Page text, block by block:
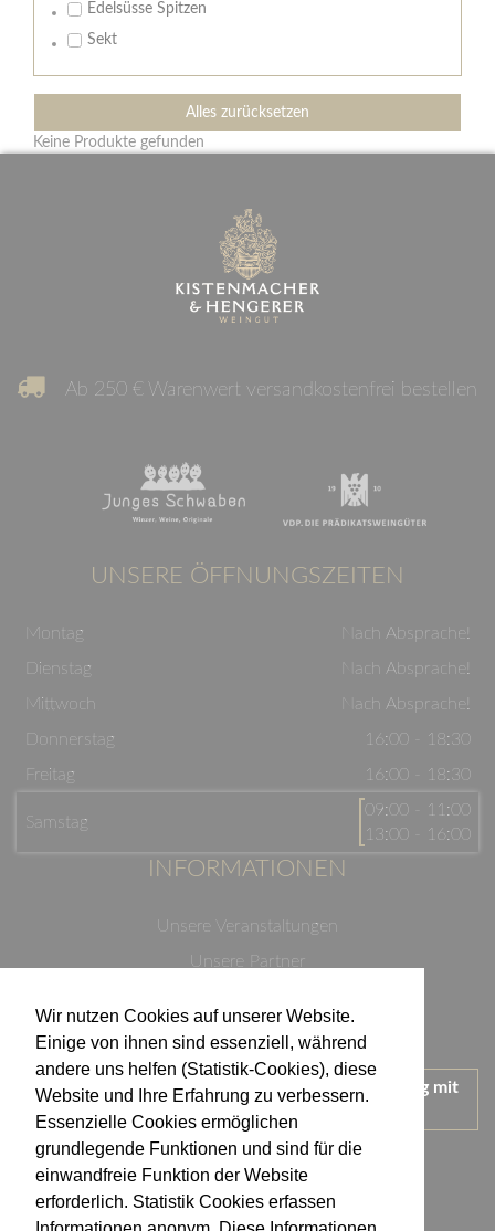
Wir nutzen Cookies auf unserer Website.
Einige von ihnen sind essenziell, während
andere uns helfen (Statistik-Cookies), diese
Website und Ihre Erfahrung zu verbessern.
Essenzielle Cookies ermöglichen
grundlegende Funktionen und sind für die
einwandfreie Funktion der Website
erforderlich. Statistik Cookies erfassen
Edelsüsse Spitzen
Sekt
Alles zurücksetzen
Keine Produkte gefunden
Ab 250 € Warenwert versandkostenfrei bestellen
UNSERE ÖFFNUNGSZEITEN
Montag
Nach Absprache!
Dienstag
Nach Absprache!
Mittwoch
Nach Absprache!
Donnerstag
16:00 - 18:30
Freitag
16:00 - 18:30
Samstag
09:00 - 11:00
13:00 - 16:00
INFORMATIONEN
Unsere Veranstaltungen
Unsere Partner
Impressum
Wir treten für einen verantwortungsvollen Umgang mit
Alkohol ein.
KONTAKT
Weingut Kistenmacher & Hengerer